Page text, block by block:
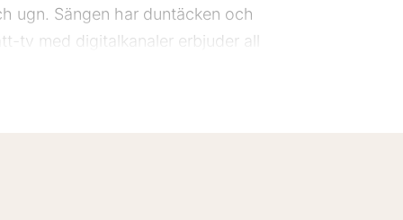
ugn. Sängen har duntäcken och
tv med digitalkanaler erbjuder all
varje vecka.
är Nuremberg (NRN) - 81,2 km